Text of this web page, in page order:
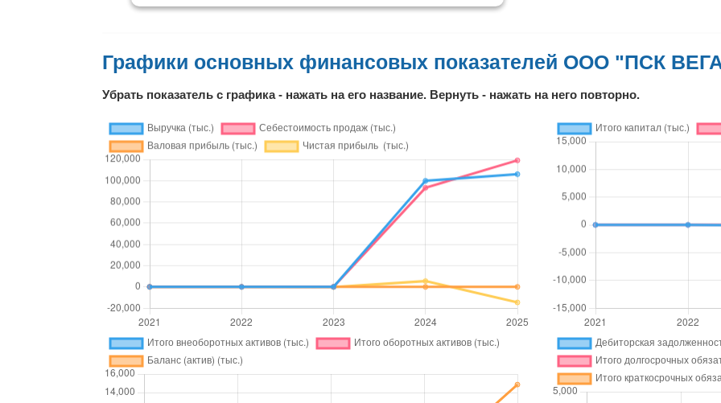
Графики основных финансовых показателей ООО "ПСК
Убрать показатель с графика - нажать на его название. Вернуть - нажать на него повторно.